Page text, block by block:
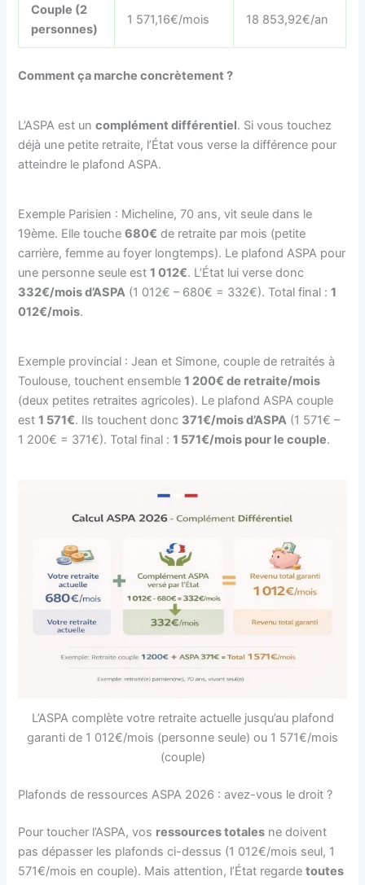
Couple (2
personnes)
1 571,16€/mois 18 853,92€/an
Comment ça marche concrètement ?
L’ASPA est uncomplément différentiel. Si vous touchez
déjà une petite retraite, l’État vous verse la différence pour
atteindre le plafond ASPA.
Exemple Parisien : Micheline, 70 ans, vit seule dans le
19ème. Elle touche680€ de retraite par mois (petite
carrière, femme au foyer longtemps). Le plafond ASPA pour
une personne seule est1 012€. L’État lui verse donc
332€/mois d’ASPA (1 012€ – 680€ = 332€). Total final :1
012€/mois.
Exemple provincial : Jean et Simone, couple de retraités à
Toulouse, touchent ensemble1 200€ de retraite/mois
(deux petites retraites agricoles). Le plafond ASPA couple
est1 571€. Ils touchent donc 371€/mois d’ASPA (1 571€ –
1 200€ = 371€). Total final :1 571€/mois pour le couple.
L’ASPA complète votre retraite actuelle jusqu’au plafond
garanti de 1 012€/mois (personne seule) ou 1 571€/mois
(couple)
Plafonds de ressources ASPA 2026 : avez-vous le droit ?
Pour toucher l’ASPA, vos ressources totales ne doivent
pas dépasser les plafonds ci-dessus (1 012€/mois seul, 1
571€/mois en couple). Mais attention, l’État regardetoutes